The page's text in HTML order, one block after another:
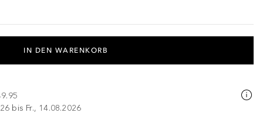
IN DEN WARENKORB
bis Fr., 14.08.2026